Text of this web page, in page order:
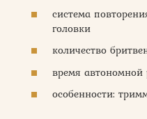
система
головки
количество
время
особенности: